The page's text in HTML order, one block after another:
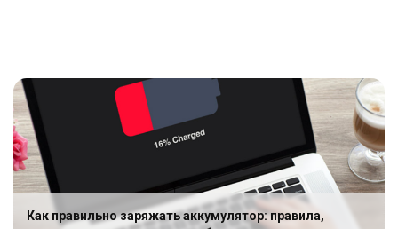
Как правильно заряжать аккумулятор: правила,